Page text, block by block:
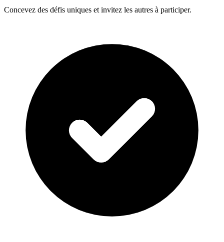
Concevez des défis uniques et invitez les autres à participer.